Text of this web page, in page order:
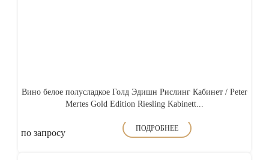
Вино белое полусладкое Голд Эдишн Рислинг Кабинет / Peter
Mertes Gold Edition Riesling Kabinett...
по запросу ПОДРОБНЕЕ